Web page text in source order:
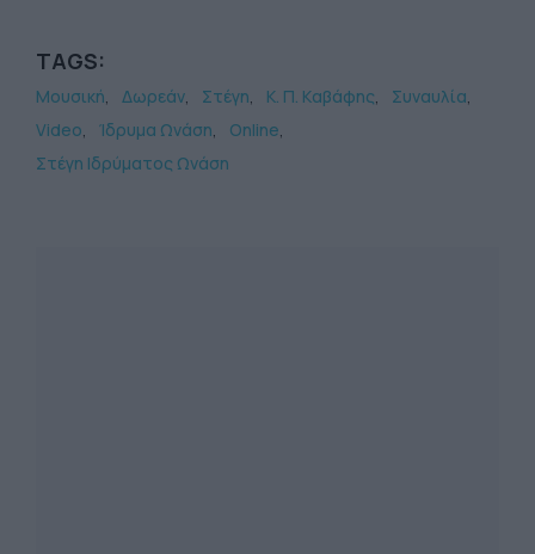
TAGS:
Μουσική Δωρεάν Στέγη Κ. Π. Kαβάφης
Συναυλία
Video
Ίδρυμα Ωνάση
Online
Στέγη Ιδρύματος Ωνάση